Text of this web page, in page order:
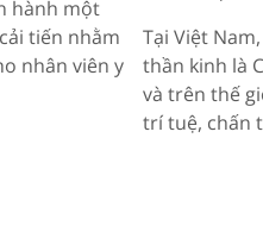
hành một
tiến nhằm
nhân viên y
Tại Việt
thần kinh là
và trên thế
trí tuệ, chấn